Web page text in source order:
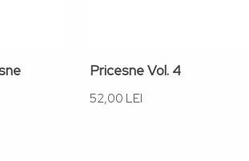
Pricesne Vol. 4
52,00 LEI